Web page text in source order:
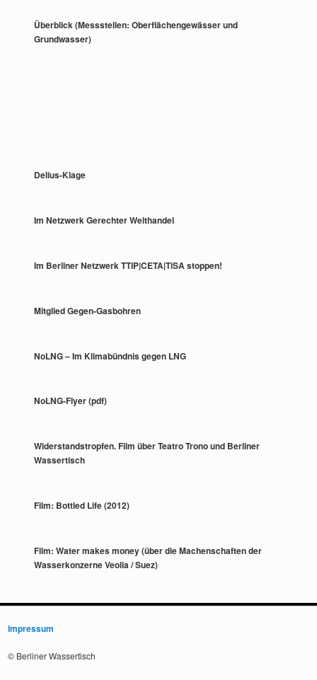
Überblick (Messstellen: Oberflächengewässer und
Grundwasser)
Delius-Klage
Im Netzwerk Gerechter Welthandel
Im Berliner Netzwerk TTIP|CETA|TiSA stoppen!
Mitglied Gegen-Gasbohren
NoLNG – Im Klimabündnis gegen LNG
NoLNG-Flyer (pdf)
Widerstandstropfen. Film über Teatro Trono und Berliner
Wassertisch
Film: Bottled Life (2012)
Film: Water makes money (über die Machenschaften der
Wasserkonzerne Veolia / Suez)
Impressum
© Berliner Wassertisch